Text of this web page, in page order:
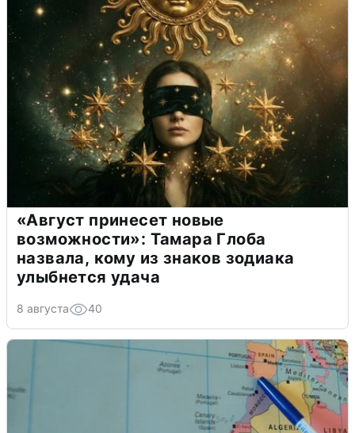
«Август принесет новые
возможности»: Тамара Глоба
назвала, кому из знаков зодиака
улыбнется удача
8 августа 40